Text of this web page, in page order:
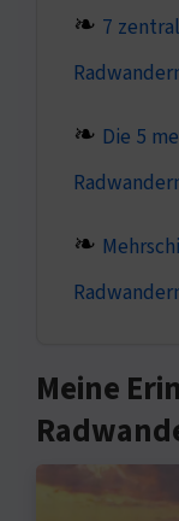
7
Die 5
Meine